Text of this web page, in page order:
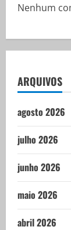
Nenhum
ARQUIVOS
agosto 2026
julho 2026
junho 2026
maio 2026
abril 2026